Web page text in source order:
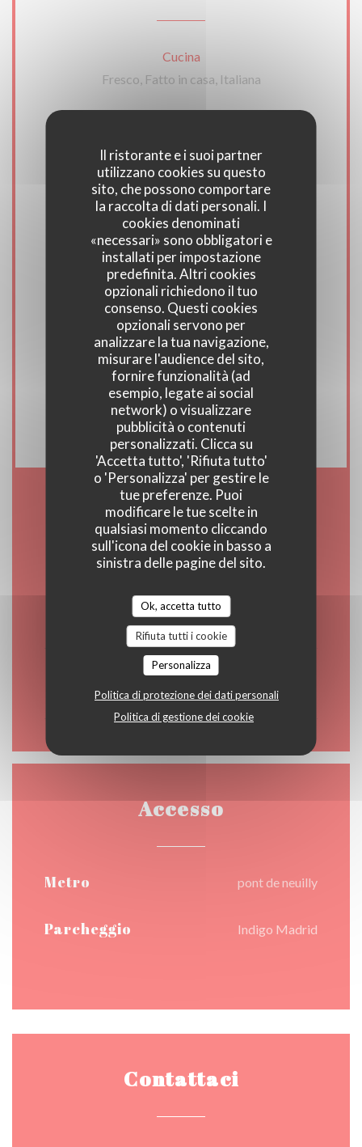
Il ristorante e i suoi partner
utilizzano cookies su questo
sito, che possono comportare
la raccolta di dati personali. I
cookies denominati
«necessari» sono obbligatori e
installati per impostazione
predefinita. Altri cookies
opzionali richiedono il tuo
consenso. Questi cookies
opzionali servono per
analizzare la tua navigazione,
misurare l'audience del sito,
fornire funzionalità (ad
esempio, legate ai social
network) o visualizzare
pubblicità o contenuti
personalizzati. Clicca su
'Accetta tutto', 'Rifiuta tutto'
o 'Personalizza' per gestire le
tue preferenze. Puoi
modificare le tue scelte in
qualsiasi momento cliccando
sull'icona del cookie in basso a
sinistra delle pagine del sito.
Ok, accetta tutto
Rifiuta tutti i cookie
Personalizza
Politica di protezione dei dati personali
Politica di gestione dei cookie
Cucina
Fresco, Fatto in casa, Italiana
Restaurant Italien - Pizzeria, Ristorante Italiano
Servizi
Coperto e terrazza riscaldata, Salone privato,
Wifi, Aria condizionata, Privatizzazione,
Accesso disabili
Metodo di pagamento
Amex, Pagamento mobile, Senza contatto,
Apple Pay, Buoni pasto, Titoli Restaurant,
Contactless Payment, Eurocard / Mastercard,
Contanti, Visa, Buoni vacanza, Assegni,
American Express, Bancomat
Orari
Lun-Sab
12:00 - 15:00 • 19:00 - 23:00
Domenica
12:00 - 16:00 • 19:00 - 22:00
Accesso
Metro pont de neuilly
Parcheggio Indigo Madrid
Contattaci